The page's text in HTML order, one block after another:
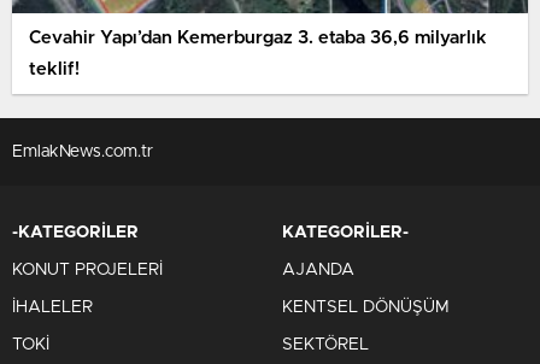
Cevahir Yapı’dan Kemerburgaz 3. etaba 36,6 milyarlık
teklif!
EmlakNews.com.tr
-KATEGORİLER
KONUT PROJELERİ
İHALELER
TOKİ
KATEGORİLER-
AJANDA
KENTSEL DÖNÜŞÜM
SEKTÖREL